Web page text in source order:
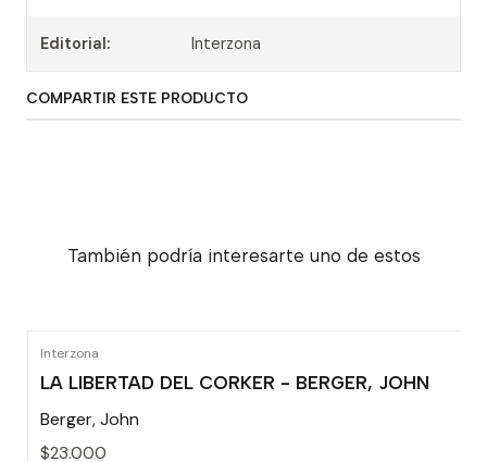
Editorial: Interzona
COMPARTIR ESTE PRODUCTO
También podría interesarte uno de estos
Interzona
LA LIBERTAD DEL CORKER - BERGER, JOHN
Berger, John
$23.000